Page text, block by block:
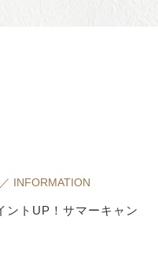
INFORMATION
ントUP！サマーキャン